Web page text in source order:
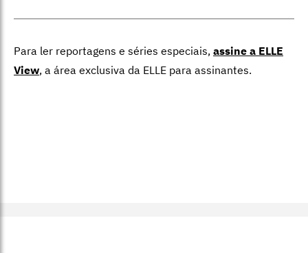
Para ler reportagens e séries especiais, assine a ELLE
View, a área exclusiva da ELLE para assinantes.